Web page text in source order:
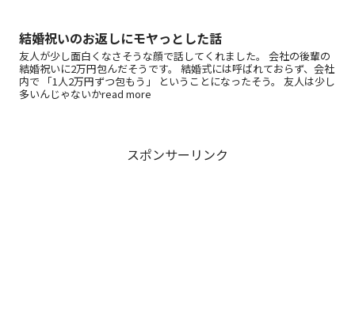
結婚祝いのお返しにモヤっとした話
友人が少し面白くなさそうな顔で話してくれました。 会社の後輩の
結婚祝いに2万円包んだそうです。 結婚式には呼ばれておらず、会社
内で 「1人2万円ずつ包もう」 ということになったそう。 友人は少し
多いんじゃないかread more
スポンサーリンク